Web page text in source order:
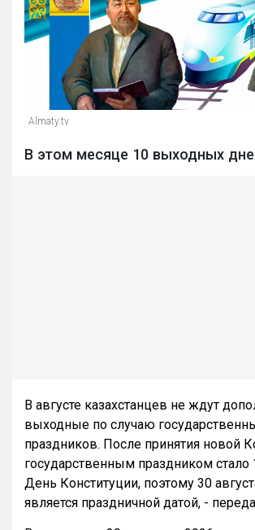
Almaty.tv
В этом месяце 10 выходных
В августе казахстанцев не ждут
выходные по случаю
праздников. После принятия новой
государственным праздником стало
День Конституции, поэтому 30
является праздничной датой, -